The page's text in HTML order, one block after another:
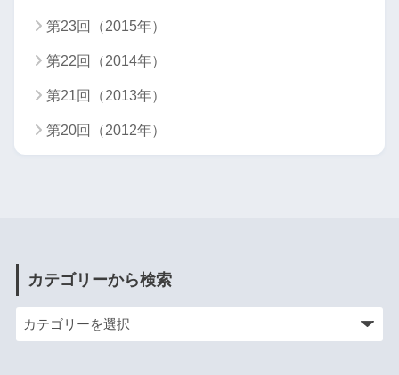
第23回（2015年）
第22回（2014年）
第21回（2013年）
第20回（2012年）
カテゴリーから検索